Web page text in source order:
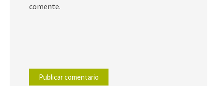
comente.